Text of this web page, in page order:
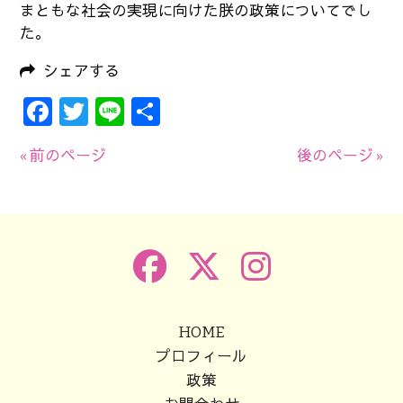
まともな社会の実現に向けた朕の政策についてでし
た。
シェアする
Facebook
Twitter
Line
« 前のページ 後のページ »
HOME
プロフィール
政策